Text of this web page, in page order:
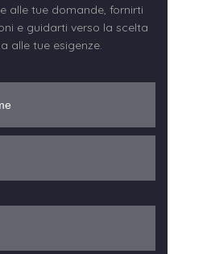
alle tue domande, fornirti
e guidarti verso la scelta
alle tue esigenze.